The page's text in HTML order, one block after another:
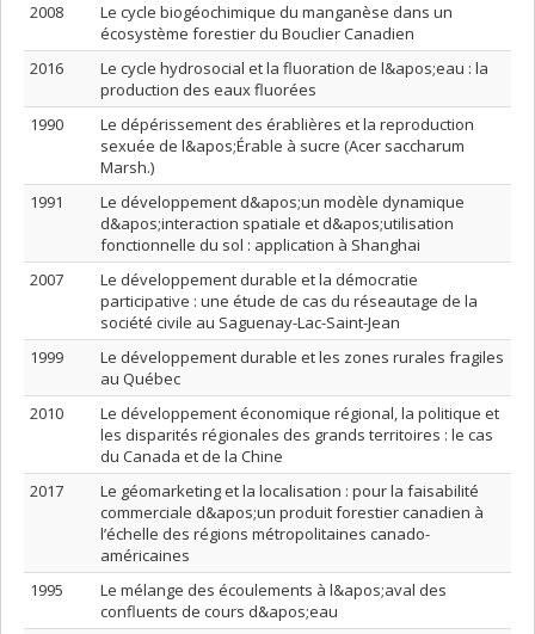
2008
Le cycle biogéochimique du manganèse dans un
écosystème forestier du Bouclier Canadien
2016
Le cycle hydrosocial et la fluoration de l&apos;eau : la
production des eaux fluorées
1990
Le dépérissement des érablières et la reproduction
sexuée de l&apos;Érable à sucre (Acer saccharum
Marsh.)
1991
Le développement d&apos;un modèle dynamique
d&apos;interaction spatiale et d&apos;utilisation
fonctionnelle du sol : application à Shanghai
2007
Le développement durable et la démocratie
participative : une étude de cas du réseautage de la
société civile au Saguenay-Lac-Saint-Jean
1999
Le développement durable et les zones rurales fragiles
au Québec
2010
Le développement économique régional, la politique et
les disparités régionales des grands territoires : le cas
du Canada et de la Chine
2017
Le géomarketing et la localisation : pour la faisabilité
commerciale d&apos;un produit forestier canadien à
l’échelle des régions métropolitaines canado-
américaines
1995
Le mélange des écoulements à l&apos;aval des
confluents de cours d&apos;eau